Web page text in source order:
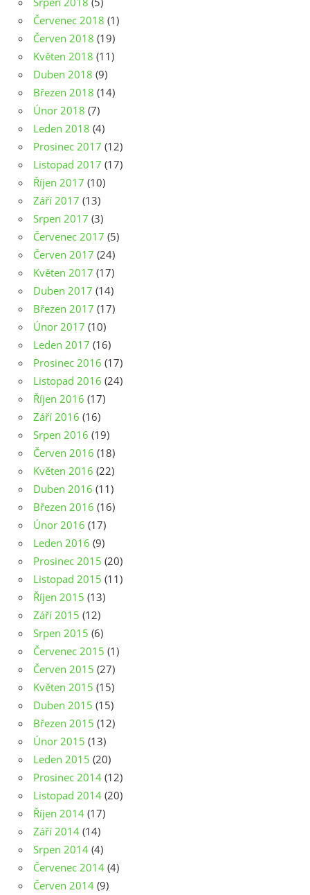
Červenec 2018 (1)
Červen 2018 (19)
Květen 2018 (11)
Duben 2018 (9)
Březen 2018 (14)
Únor 2018 (7)
Leden 2018 (4)
Prosinec 2017 (12)
Listopad 2017 (17)
Říjen 2017 (10)
Září 2017 (13)
Srpen 2017 (3)
Červenec 2017 (5)
Červen 2017 (24)
Květen 2017 (17)
Duben 2017 (14)
Březen 2017 (17)
Únor 2017 (10)
Leden 2017 (16)
Prosinec 2016 (17)
Listopad 2016 (24)
Říjen 2016 (17)
Září 2016 (16)
Srpen 2016 (19)
Červen 2016 (18)
Květen 2016 (22)
Duben 2016 (11)
Březen 2016 (16)
Únor 2016 (17)
Leden 2016 (9)
Prosinec 2015 (20)
Listopad 2015 (11)
Říjen 2015 (13)
Září 2015 (12)
Srpen 2015 (6)
Červenec 2015 (1)
Červen 2015 (27)
Květen 2015 (15)
Duben 2015 (15)
Březen 2015 (12)
Únor 2015 (13)
Leden 2015 (20)
Prosinec 2014 (12)
Listopad 2014 (20)
Říjen 2014 (17)
Září 2014 (14)
Srpen 2014 (4)
Červenec 2014 (4)
Červen 2014 (9)